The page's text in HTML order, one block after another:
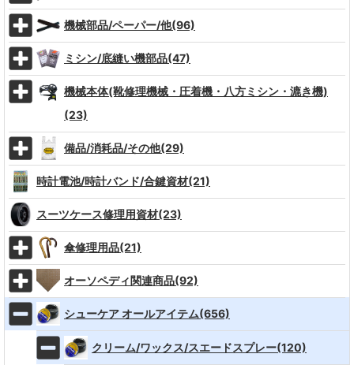
機械部品/ペーパー/他(96)
ミシン/底縫い機部品(47)
機械本体(靴修理機械・圧着機・八方ミシン・漉き機)
(23)
備品/消耗品/その他(29)
時計電池/時計バンド/合鍵資材(21)
スーツケース修理用資材(23)
傘修理用品(21)
オーソペディ関連商品(92)
シューケア オールアイテム(656)
クリーム/ワックス/スエードスプレー(120)